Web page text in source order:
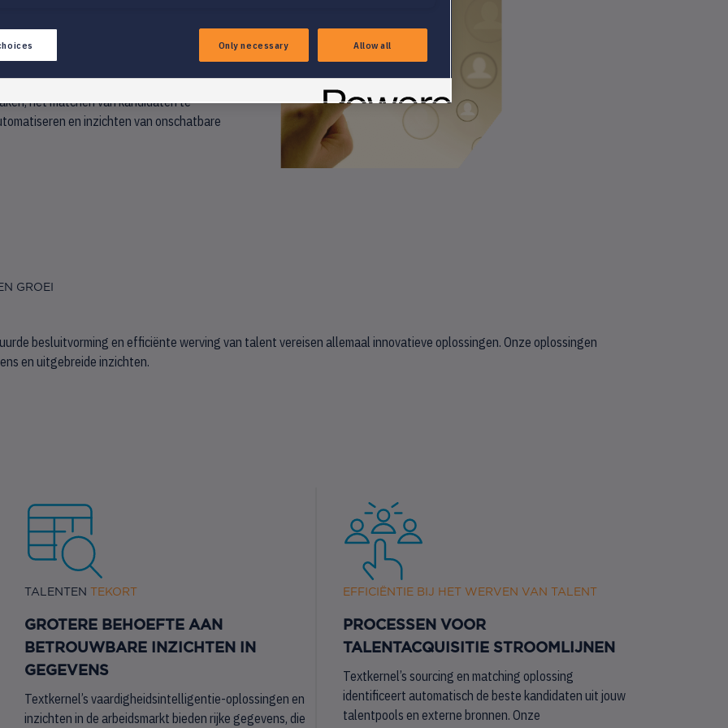
met onze hoogwaardige oplossingen.
onze oplossingen stellen je in
taken te automatiseren, op
het matchen van kandidaten te
en inzichten van onschatbare
GROEI
besluitvorming en efficiënte werving van talent vereisen allemaal innovatieve oplossingen. Onze oplossingen
en uitgebreide inzichten.
TALENTEN TEKORT
GROTERE BEHOEFTE AAN
BETROUWBARE INZICHTEN IN
GEGEVENS
Textkernel’s vaardigheidsintelligentie-oplossingen en
inzichten in de arbeidsmarkt bieden rijke gegevens, die
EFFICIËNTIE BIJ HET WERVEN VAN TALENT
PROCESSEN VOOR
TALENTACQUISITIE STROOMLIJNEN
Textkernel’s sourcing en matching oplossing
identificeert automatisch de beste kandidaten uit jouw
talentpools en externe bronnen. Onze
Only necessary Allow all